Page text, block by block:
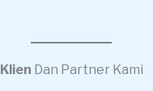
Klien Dan Partner Kami